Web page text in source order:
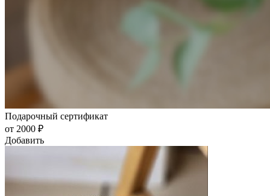
Подарочный сертификат
от 2000 ₽
Добавить